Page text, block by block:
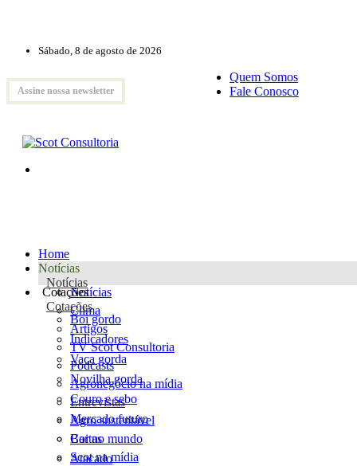
Sábado, 8 de agosto de 2026
Assine nossa newsletter
Quem Somos
Fale Conosco
Home
Notícias
Notícias
Notícias
Clima
Artigos
TV Scot Consultoria
Podcasts
Agronegócio na mídia
Entrevistas
Agro sustentável
Cartas
Scot na mídia
Cotações
Cotações
Boi gordo
Indicadores
Vaca gorda
Novilha gorda
Couro e sebo
Mercado futuro
Boi no mundo
Atacado